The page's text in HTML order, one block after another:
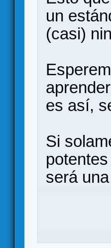
un
(casi)
es así,
Si
será